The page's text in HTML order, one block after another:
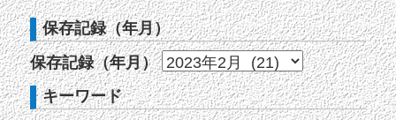
保存記録（年月）
保存記録（年月）
キーワード